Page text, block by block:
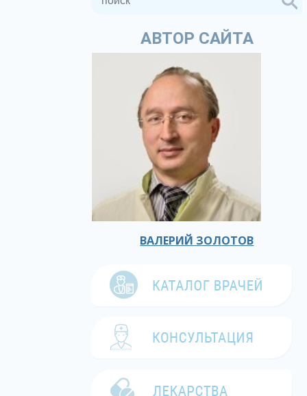
АВТОР САЙТА
ВАЛЕРИЙ ЗОЛОТОВ